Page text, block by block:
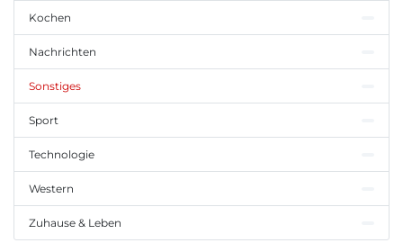
Kochen
Nachrichten
Sonstiges
Sport
Technologie
Western
Zuhause & Leben